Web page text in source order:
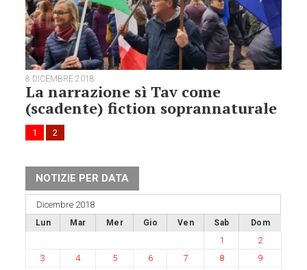
8 DICEMBRE 2018
La narrazione sì Tav come
(scadente) fiction soprannaturale
1 2
NOTIZIE PER DATA
Dicembre 2018
Lun Mar Mer Gio Ven Sab Dom
1
2
3
4 5 6 7 8
9